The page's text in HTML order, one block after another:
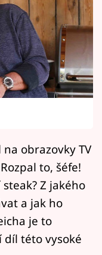
obrazovky TV
to, šéfe!
Z jakého
a jak ho
je to
díl této vysoké